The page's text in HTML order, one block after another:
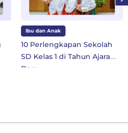
Ibu dan Anak
10 Perlengkapan Sekolah
SD Kelas 1 di Tahun Ajaran
Baru